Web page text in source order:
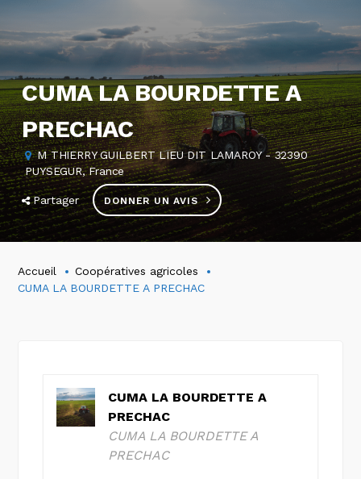
CUMA LA BOURDETTE A
PRECHAC
M THIERRY GUILBERT LIEU DIT LAMAROY - 32390
PUYSEGUR, France
Partager DONNER UN AVIS
Accueil
Coopératives agricoles
CUMA LA BOURDETTE A PRECHAC
CUMA LA BOURDETTE A
PRECHAC
CUMA LA BOURDETTE A
PRECHAC